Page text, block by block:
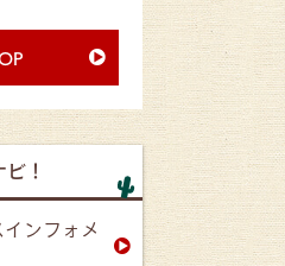
！
ンフォメ